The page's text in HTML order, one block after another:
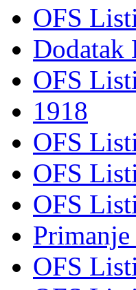
OFS
Dodatak
OFS
1918
OFS
OFS
OFS
OFS